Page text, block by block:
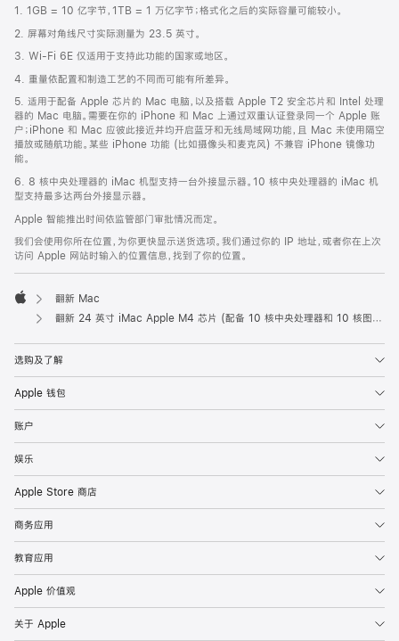
页
脚
注
1. 1GB = 10 亿字节，1TB = 1 万亿字节；格式化之后的实际容量可能较小。
2. 屏幕对角线尺寸实际测量为 23.5 英寸。
3. Wi-Fi 6E 仅适用于支持此功能的国家或地区。
4. 重量依配置和制造工艺的不同而可能有所差异。
5. 适用于配备 Apple 芯片的 Mac 电脑，以及搭载 Apple T2 安全芯片和 Intel 处理
器的 Mac 电脑。需要在你的 iPhone 和 Mac 上通过双重认证登录同一个 Apple 账
户；iPhone 和 Mac 应彼此接近并均开启蓝牙和无线局域网功能，且 Mac 未使用隔空
播放或随航功能。某些 iPhone 功能 (比如摄像头和麦克风) 不兼容 iPhone 镜像功
能。
6. 8 核中央处理器的 iMac 机型支持一台外接显示器。10 核中央处理器的 iMac 机
型支持最多达两台外接显示器。
Apple 智能推出时间依监管部门审批情况而定。
我们会使用你所在位置，为你更快显示送货选项。我们通过你的 IP 地址，或者你在上次
访问 Apple 网站时输入的位置信息，找到了你的位置。
Apple
翻新 Mac
翻新 24 英寸 iMac Apple M4 芯片 (配备 10 核中央处理器和 10 核图形处理器) 以及千兆以太网端口和纳米纹理玻璃面板 - 紫色
选购及了解
Apple 钱包
账户
娱乐
Apple Store 商店
商务应用
教育应用
Apple 价值观
关于 Apple